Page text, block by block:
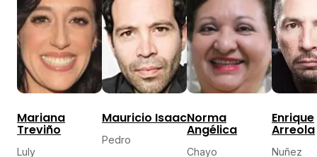
Mariana
Treviño
Luly
Mauricio Isaac
Pedro
Norma
Angélica
Chayo
Enrique
Arreola
Nuñez